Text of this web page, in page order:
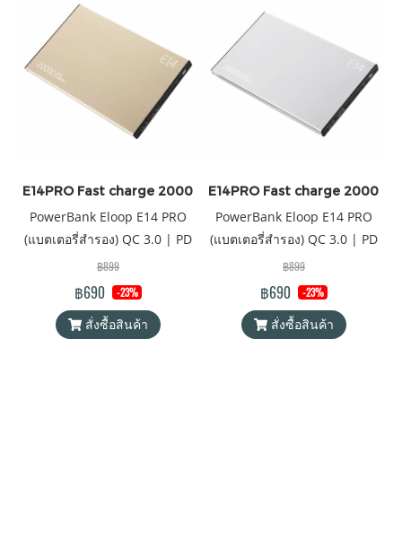
ยังคงเดิมที่วัสดุทำจากยางซิลิ
โคน เรียบหรู สำหรับการตรวจ
สอบสถานะแบตเตอรี่จะต้อง
เขย่าเครื่อง และไฟ LED ก็จะ
แสดงปริมาณคงเหลือของ
แบตเตอรี่ โดยรวมใครเห็นก็ต้อง
finishing touch ของสินค้ารุ่น
ด้วยความที่สินค้ารุ่นนี้บางเรียบ
พกพาง่าย ใส่กระเป๋าสะพายได้
สบาย จึงเหมาะสำหรับใช้คน
เดียวมากกว่าแชร์กันใช้หลายๆ
คน ความจุของแบตเตอรี่นี้
สามารถชาร์จมือถือทั่วๆ ไปได้
ใช้ได้กับ iPhone ทุก series
และสมาร์ทโฟน Android ทุก
ยี่ห้อ มีพอร์ตชาร์จ USB Type-C
เป็นทั้ง input และ output
(กระแสไฟชาร์จเข้า และออกใน
ช่องเดียวกัน) จุดเด่นของรุ่นนี้
คือการ upgrade รุ่น E12 ที่เคย
ของ Eloop ไม่ว่าจะเป็นการ
ออกแบบที่สวยหรู ความจุ
แบตเตอรี่ที่กำลังพอดี พกพาง่าน
เป็น 1) กำลังไฟที่ 20W ซึ่งชาร์จ
เร็วขึ้นเป็นระบบ Fast Charge
A to Type-C
E14PRO Fast charge 20000mAh สีทอง ราคาส่ง 20 ชิ้น +
PowerBank Eloop E14 PRO
(แบตเตอรี่สำรอง) QC 3.0 | PD
20W ความจุ 20000mAh
Battery Pack PowerBank (พา
วเวอร์แบงค์) Orsen by Eloop
ของแท้ 100% ได้รับมาตรฐาน
฿899
฿690 -23%
สั่งซื้อสินค้า
E14PRO Fast charge
PowerBank Eloop E14 PRO
(แบตเตอรี่สำรอง) QC 3.0 | PD
20W ความจุ 20000mAh
Battery Pack PowerBank (พา
วเวอร์แบงค์) Orsen by Eloop
ของแท้ 100% ได้รับมาตรฐาน
฿899
฿690 -23%
สั่งซื้อสินค้า